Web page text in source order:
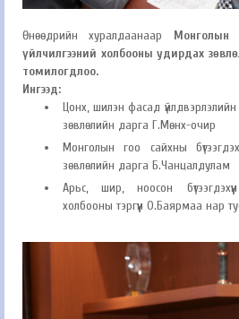
Өнөөдрийн хуралдаанаар
үйлчилгээний холбооны удирдах
томилогдлоо.
Ингээд:
Цонх, шилэн фасад
зөвлөлийн дарга Г.Мөнх-очир
Монголын гоо сайхны
зөвлөлийн дарга Б.Чанцалдулам
Арьс, шир, ноосон
холбооны тэргүүн О.Баярмаа нар